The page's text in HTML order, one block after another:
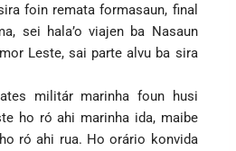
foin remata formasaun, final
sei hala’o viajen ba Nasaun
Leste, sai parte alvu ba sira
militár marinha foun husi
ho ró ahi marinha ida, maibe
ró ahi rua. Ho orário konvida